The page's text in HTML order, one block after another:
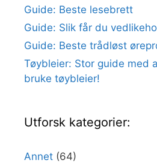
Guide: Beste lesebrett
Guide: Slik får du
Guide: Beste trådløst
Tøybleier: Stor guide med
bruke tøybleier!
Utforsk kategorier:
Annet (64)